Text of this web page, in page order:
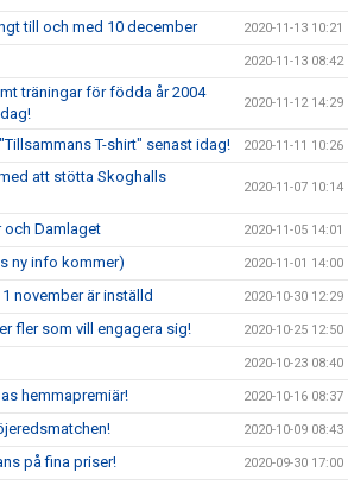
till och med 10 december 2020-11-13 10:21
2020-11-13 08:42
träningar för födda år 2004
2020-11-12 14:29
T-shirt" senast idag! 2020-11-11 10:26
att stötta Skoghalls
2020-11-07 10:14
och Damlaget 2020-11-05 14:01
ny info kommer) 2020-11-01 14:00
november är inställd 2020-10-30 12:29
fler som vill engagera sig! 2020-10-25 12:50
2020-10-23 08:40
hemmapremiär! 2020-10-16 08:37
2020-10-09 08:43
på fina priser! 2020-09-30 17:00